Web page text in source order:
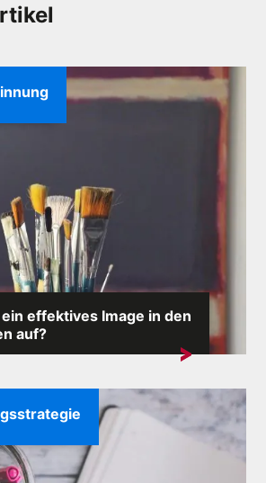
effektives Image in den
auf?
eine Lawine von